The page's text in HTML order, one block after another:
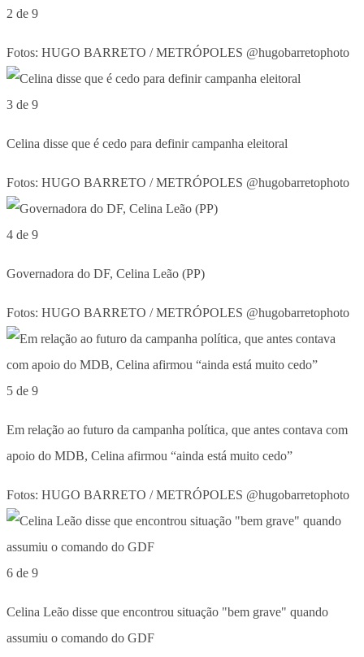
2 de 9
Fotos: HUGO BARRETO / METRÓPOLES @hugobarretophoto
3 de 9
Celina disse que é cedo para definir campanha eleitoral
Fotos: HUGO BARRETO / METRÓPOLES @hugobarretophoto
4 de 9
Governadora do DF, Celina Leão (PP)
Fotos: HUGO BARRETO / METRÓPOLES @hugobarretophoto
5 de 9
Em relação ao futuro da campanha política, que antes contava com
apoio do MDB, Celina afirmou “ainda está muito cedo”
Fotos: HUGO BARRETO / METRÓPOLES @hugobarretophoto
6 de 9
Celina Leão disse que encontrou situação "bem grave" quando
assumiu o comando do GDF